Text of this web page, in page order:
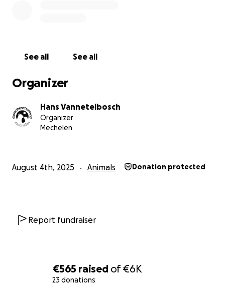
€565 raised of€6K
23 donations
See all See all
Organizer
Hans Vannetelbosch
Organizer
Mechelen
August 4th, 2025 Animals Donation protected
Report fundraiser